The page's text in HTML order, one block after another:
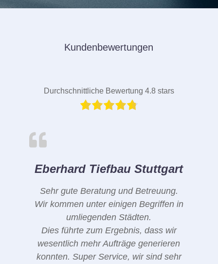
Kundenbewertungen
Durchschnittliche Bewertung 4.8 stars
Eberhard Tiefbau Stuttgart
Sehr gute Beratung und Betreuung.
Wir kommen unter einigen Begriffen in
umliegenden Städten.
Dies führte zum Ergebnis, dass wir
wesentlich mehr Aufträge generieren
konnten. Super Service, wir sind sehr